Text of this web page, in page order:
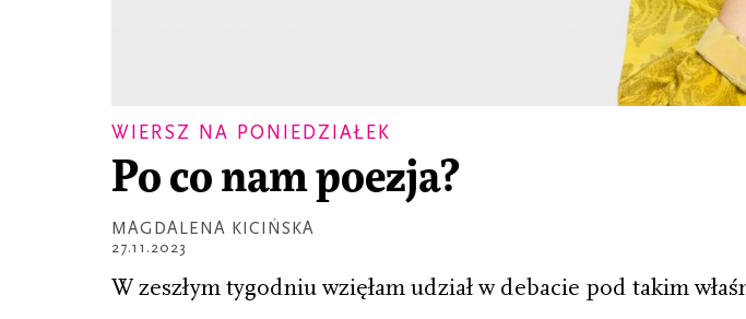
WIERSZ NA PONIEDZIAŁEK
Po co nam poezja?
MAGDALENA KICIŃSKA
27.11.2023
W zeszłym tygodniu wzięłam udział w debacie pod takim